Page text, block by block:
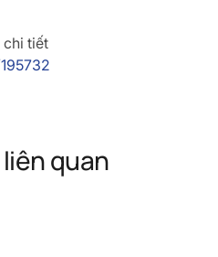
chi tiết
quan